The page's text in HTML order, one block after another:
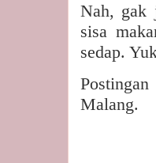
Nah, gak
sisa
sedap.
Malang.